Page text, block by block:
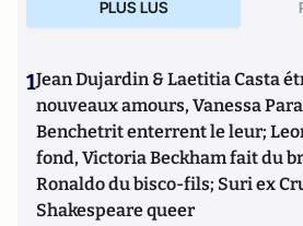
PLUS LUS
1Jean Dujardin & Laetitia Casta
nouveaux amours, Vanessa
Benchetrit enterrent le leur;
fond, Victoria Beckham fait du
Ronaldo du bisco-fils; Suri ex
Shakespeare queer